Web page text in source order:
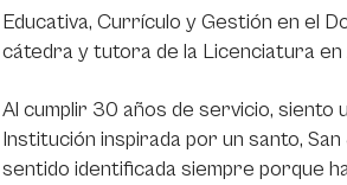
Educativa, Currículo y Gestión en el
cátedra y tutora de la Licenciatura en
Al cumplir 30 años de servicio, siento
Institución inspirada por un santo,
sentido identificada siempre porque